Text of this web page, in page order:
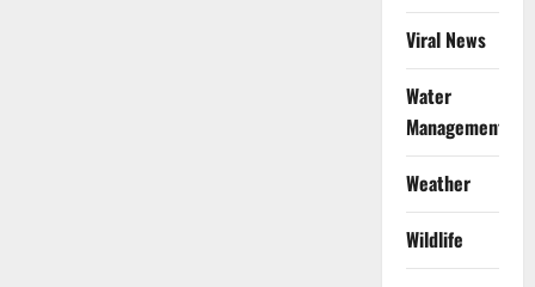
Viral News
Water
Management
Weather
Wildlife